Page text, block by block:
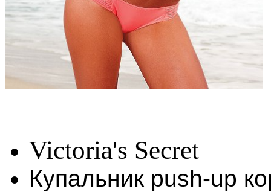
Victoria's Secret
Купальник push-up